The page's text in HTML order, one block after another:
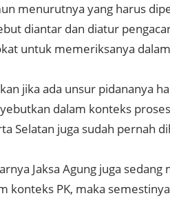
menurutnya yang harus
diantar dan diatur
untuk memeriksanya
jika ada unsur pidananya
dalam konteks
Selatan juga sudah pernah
Jaksa Agung juga
konteks PK, maka